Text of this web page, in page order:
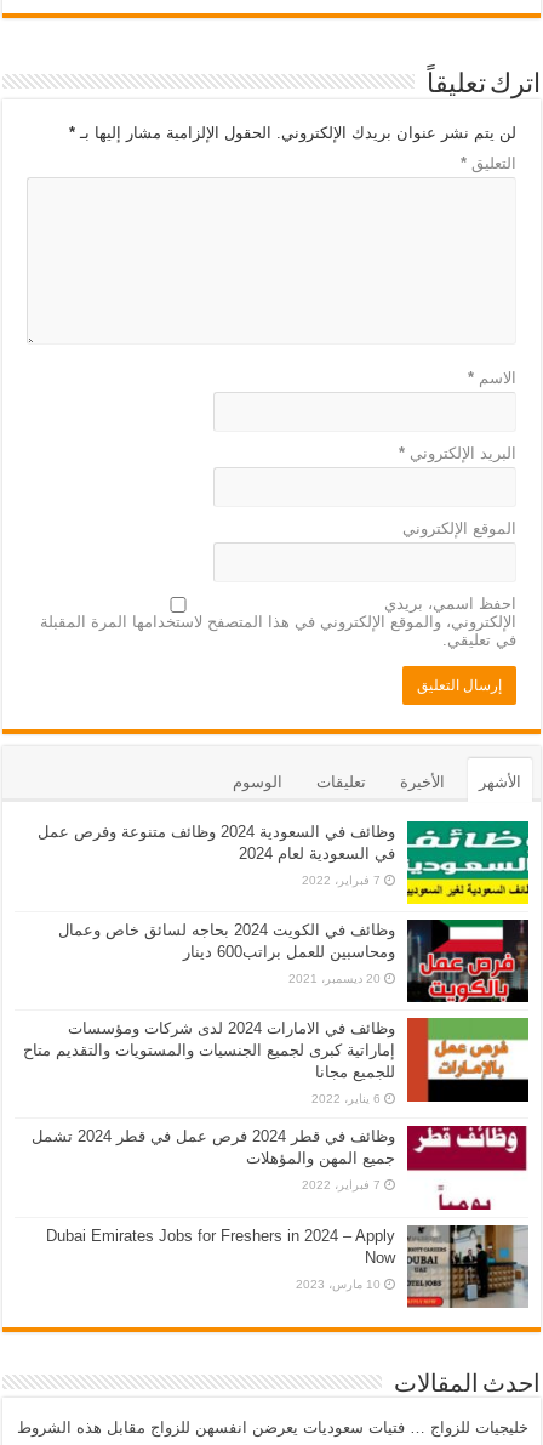
اترك تعليقاً
لن يتم نشر عنوان بريدك الإلكتروني. الحقول الإلزامية مشار إليها بـ*
التعليق*
الاسم*
البريد الإلكتروني*
الموقع الإلكتروني
احفظ اسمي، بريدي
الإلكتروني، والموقع الإلكتروني في هذا المتصفح لاستخدامها المرة المقبلة
في تعليقي.
الأشهر الأخيرة تعليقات الوسوم
وظائف في السعودية 2024 وظائف متنوعة وفرص عمل
في السعودية لعام 2024
7 فبراير، 2022
وظائف في الكويت 2024 بحاجه لسائق خاص وعمال
ومحاسبين للعمل براتب600 دينار
20 ديسمبر، 2021
وظائف في الامارات 2024 لدى شركات ومؤسسات
إماراتية كبرى لجميع الجنسيات والمستويات والتقديم متاح
للجميع مجانا
6 يناير، 2022
وظائف في قطر 2024 فرص عمل في قطر 2024 تشمل
جميع المهن والمؤهلات
7 فبراير، 2022
Dubai Emirates Jobs for Freshers in 2024 – Apply
Now
10 مارس، 2023
احدث المقالات
خليجيات للزواج … فتيات سعوديات يعرضن انفسهن للزواج مقابل هذه الشروط